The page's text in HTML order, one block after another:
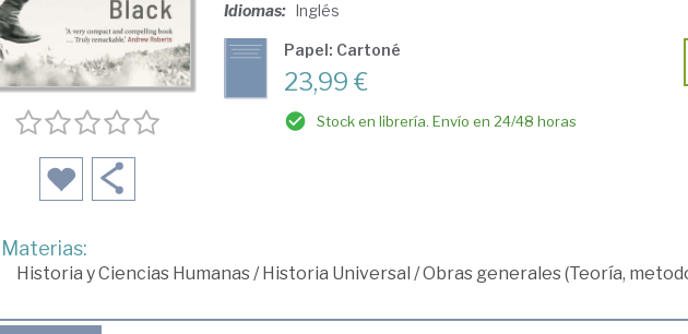
Idiomas: Inglés
Papel: Cartoné
23,99 €
Stock en librería. Envío en 24/48 horas
Materias:
Historia y Ciencias Humanas/Historia Universal /Obras generales (Teoría,